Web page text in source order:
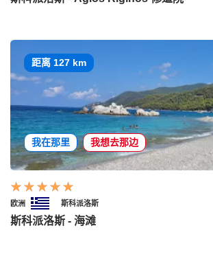
距离 127 km
我在那里 我想去那边
欧洲 斯科派洛斯
斯科派洛斯 - 海滩